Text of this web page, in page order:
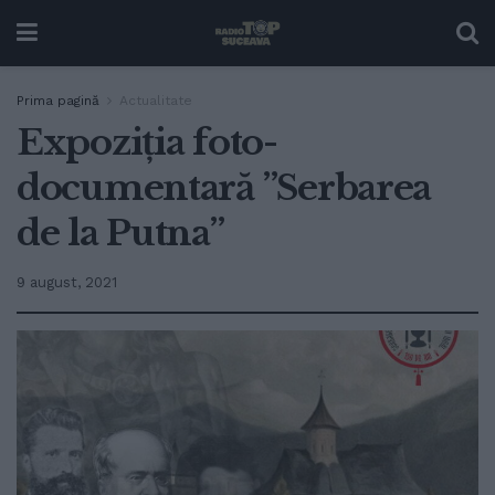
Prima pagină Actualitate
Expoziția foto-
documentară ”Serbarea
de la Putna”
9 august, 2021